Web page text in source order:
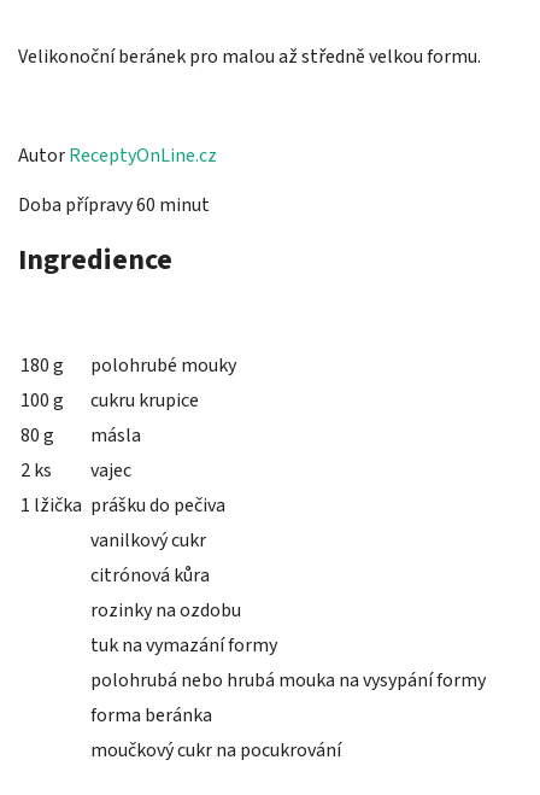
Velikonoční beránek pro malou až středně velkou formu.
AutorReceptyOnLine.cz
Doba přípravy 60 minut
Ingredience
180 g
polohrubé mouky
100 g
cukru krupice
80 g
másla
2 ks
vajec
1 lžička prášku do pečiva
vanilkový cukr
citrónová kůra
rozinky na ozdobu
tuk na vymazání formy
polohrubá nebo hrubá mouka na vysypání formy
forma beránka
moučkový cukr na pocukrování